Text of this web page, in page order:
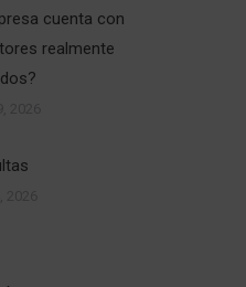
cuenta con
realmente